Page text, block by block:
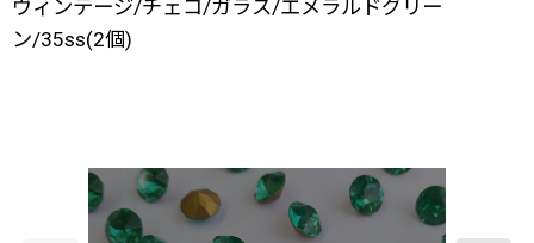
ヴィンテージ/チェコ/ガラス/エメラルドグリー
ン/35ss(2個)